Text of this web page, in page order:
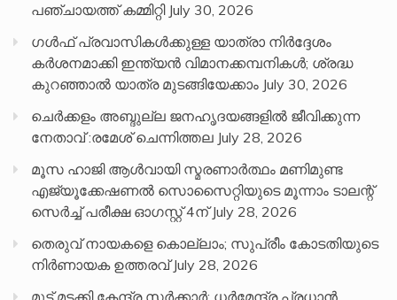
പഞ്ചായത്ത് കമ്മിറ്റി July 30, 2026
ഗൾഫ് പ്രവാസികൾക്കുള്ള യാത്രാ നിർദ്ദേശം
കർശനമാക്കി ഇന്ത്യൻ വിമാനക്കമ്പനികൾ; ശ്രദ്ധ
കുറഞ്ഞാൽ യാത്ര മുടങ്ങിയേക്കാം July 30, 2026
ചെർക്കളം അബ്ദുല്ല ജനഹൃദയങ്ങളിൽ ജീവിക്കുന്ന
നേതാവ് :രമേശ് ചെന്നിത്തല July 28, 2026
മൂസ ഹാജി ആൾവായി സ്മരണാർത്ഥം മണിമുണ്ട
എജ്യൂക്കേഷണൽ സൊസൈറ്റിയുടെ മൂന്നാം ടാലന്റ്
സെർച്ച് പരീക്ഷ ഓഗസ്റ്റ് 4ന് July 28, 2026
തെരുവ് നായകളെ കൊല്ലാം; സുപ്രീം കോടതിയുടെ
നിർണായക ഉത്തരവ് July 28, 2026